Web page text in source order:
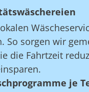
So sorgen wir
die Fahrtzeit
je